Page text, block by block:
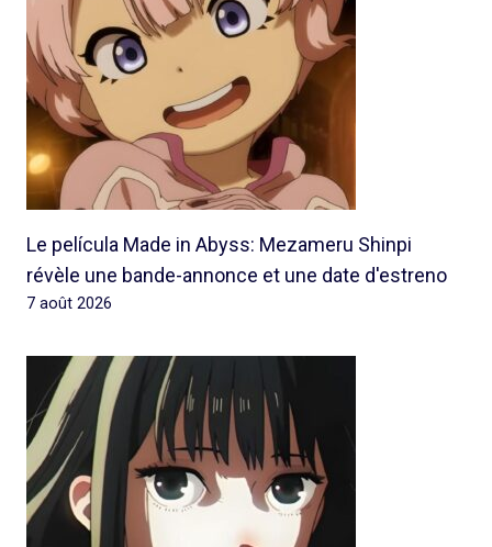
Le película Made in Abyss: Mezameru Shinpi
révèle une bande-annonce et une date d'estreno
7 août 2026